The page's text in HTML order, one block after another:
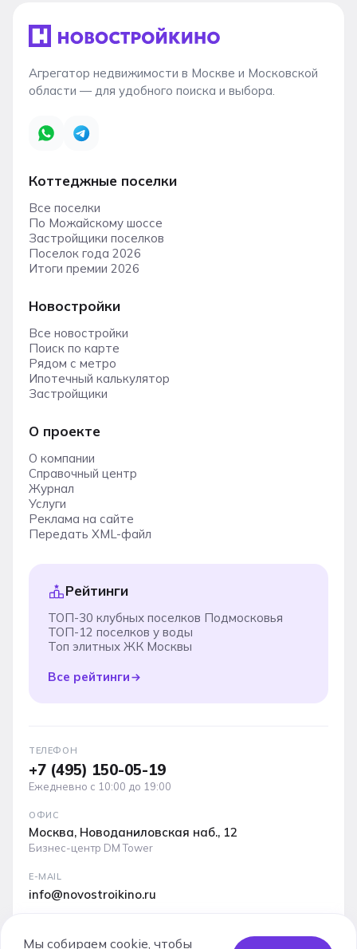
Агрегатор недвижимости в Москве и Московской
области — для удобного поиска и выбора.
Коттеджные поселки
Все поселки
По Можайскому шоссе
Застройщики поселков
Поселок года 2026
Итоги премии 2026
Новостройки
Все новостройки
Поиск по карте
Рядом с метро
Ипотечный калькулятор
Застройщики
О проекте
О компании
Справочный центр
Журнал
Услуги
Реклама на сайте
Передать XML-файл
Рейтинги
ТОП-30 клубных поселков Подмосковья
ТОП-12 поселков у воды
Топ элитных ЖК Москвы
Все рейтинги
ТЕЛЕФОН
+7 (495) 150-05-19
Ежедневно с 10:00 до 19:00
ОФИС
Москва, Новоданиловская наб., 12
Бизнес-центр DM Tower
E-MAIL
info@novostroikino.ru
аудитория
Мы собираем cookie, чтобы